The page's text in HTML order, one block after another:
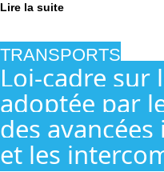
Lire la suite
TRANSPORTS
Loi-cadre sur
adoptée par
des
et les